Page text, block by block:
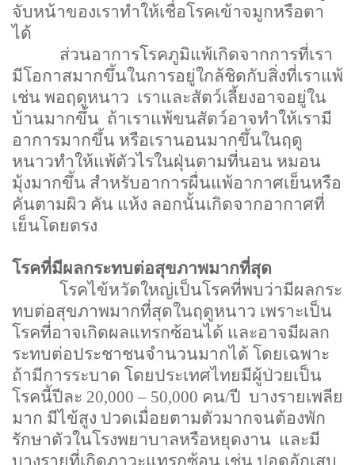
จับหน้าของเราทำให้เชื่อโรคเข้าจมูกหรือตา
ได้
ส่วนอาการโรคภูมิแพ้เกิดจากการที่เรา
มีโอกาสมากขึ้นในการอยู่ใกล้ชิดกับสิ่งที่เราแพ้
เช่น พอฤดูหนาว เราและสัตว์เลี้ยงอาจอยู่ใน
บ้านมากขึ้น ถ้าเราแพ้ขนสัตว์อาจทำให้เรามี
อาการมากขึ้น หรือเรานอนมากขึ้นในฤดู
หนาวทำให้แพ้ตัวไรในฝุ่นตามที่นอน หมอน
มุ้งมากขึ้น สำหรับอาการผื่นแพ้อากาศเย็นหรือ
คันตามผิว คัน แห้ง ลอกนั้นเกิดจากอากาศที่
เย็นโดยตรง
โรคที่มีผลกระทบต่อสุขภาพมากที่สุด
โรคไข้หวัดใหญ่เป็นโรคที่พบว่ามีผลกระ
ทบต่อสุขภาพมากที่สุดในฤดูหนาว เพราะเป็น
โรคที่อาจเกิดผลแทรกซ้อนได้ และอาจมีผลก
ระทบต่อประชาชนจำนวนมากได้ โดยเฉพาะ
ถ้ามีการระบาด โดยประเทศไทยมีผู้ป่วยเป็น
โรคนี้ปีละ 20,000 – 50,000 คน/ปี บางรายเพลีย
มาก มีไข้สูง ปวดเมื่อยตามตัวมากจนต้องพัก
รักษาตัวในโรงพยาบาลหรือหยุดงาน และมี
บางรายที่เกิดภาวะแทรกซ้อน เช่น ปอดอักเสบ